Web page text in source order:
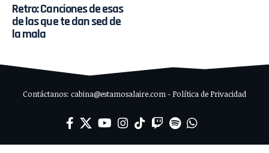
Retro: Canciones de esas
de las que te dan sed de
la mala
Contáctanos: cabina@estamosalaire.com - Política de Privacidad